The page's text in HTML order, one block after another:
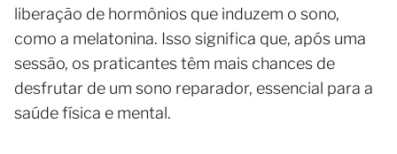
liberação de hormônios que induzem o sono,
como a melatonina. Isso significa que, após uma
sessão, os praticantes têm mais chances de
desfrutar de um sono reparador, essencial para a
saúde física e mental.